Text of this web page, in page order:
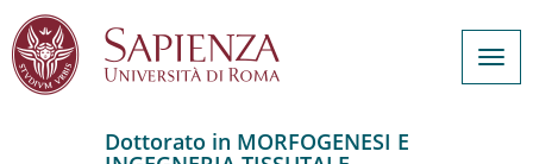
Dottorato in MORFOGENESI E